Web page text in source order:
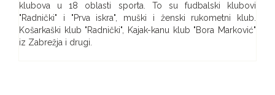
klubova u 18 oblasti sporta. To su fudbalski klubovi
"Radnički" i "Prva iskra", muški i ženski rukometni klub.
Košarkaški klub "Radnički", Kajak-kanu klub "Bora Marković"
iz Zabrežja i drugi.